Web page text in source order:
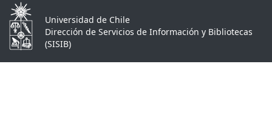
Universidad de Chile
Dirección de Servicios de Información y Bibliotecas
(SISIB)